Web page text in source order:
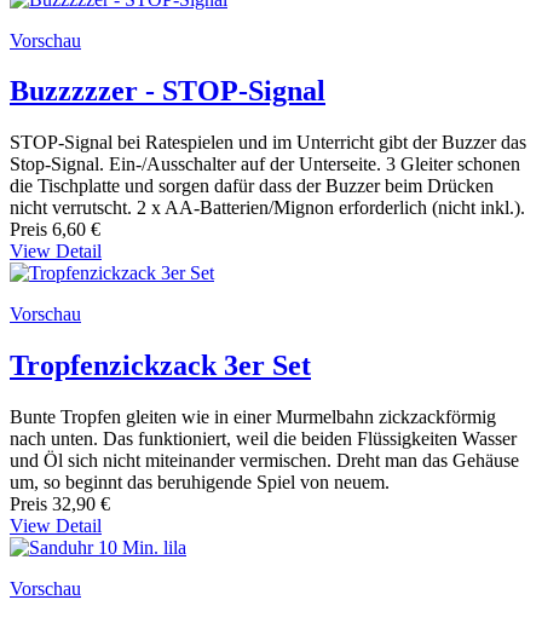
Vorschau
Buzzzzzer - STOP-Signal
STOP-Signal bei Ratespielen und im Unterricht gibt der Buzzer das
Stop-Signal. Ein-/Ausschalter auf der Unterseite. 3 Gleiter schonen
die Tischplatte und sorgen dafür dass der Buzzer beim Drücken
nicht verrutscht. 2 x AA-Batterien/Mignon erforderlich (nicht inkl.).
Preis 6,60 €
View Detail
Vorschau
Tropfenzickzack 3er Set
Bunte Tropfen gleiten wie in einer Murmelbahn zickzackförmig
nach unten. Das funktioniert, weil die beiden Flüssigkeiten Wasser
und Öl sich nicht miteinander vermischen. Dreht man das Gehäuse
um, so beginnt das beruhigende Spiel von neuem.
Preis 32,90 €
View Detail
Vorschau